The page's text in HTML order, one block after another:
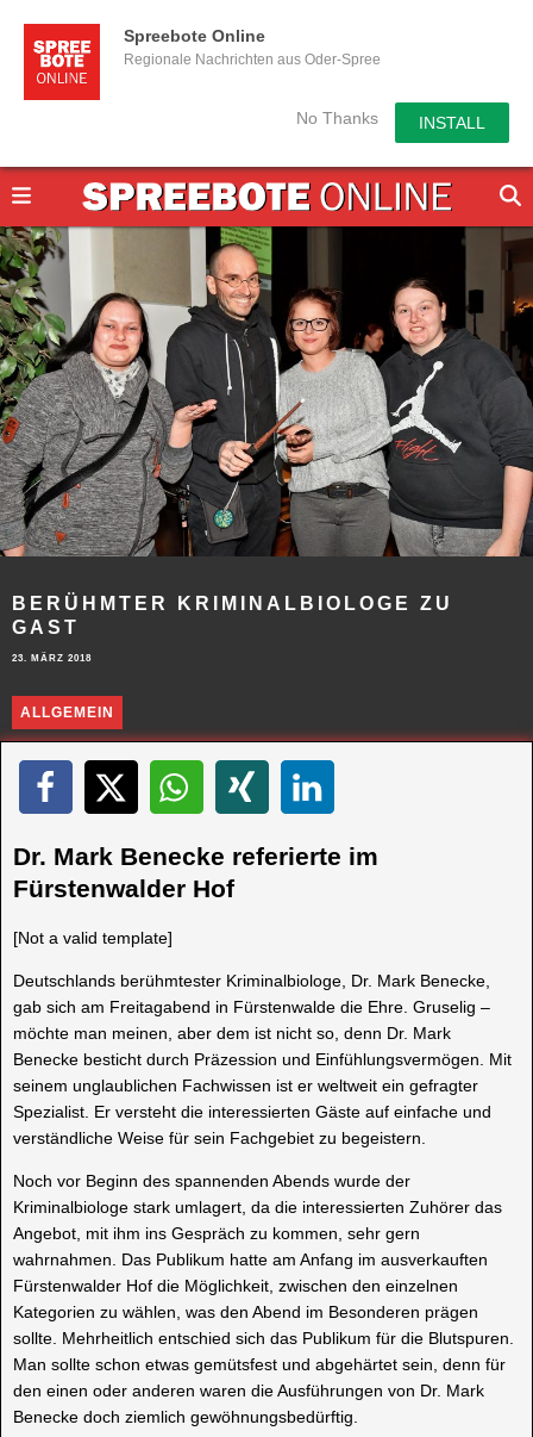
Spreebote Online
Regionale Nachrichten aus Oder-Spree
No Thanks INSTALL
BERÜHMTER KRIMINALBIOLOGE ZU
GAST
23. MÄRZ 2018
ALLGEMEIN
Dr. Mark Benecke referierte im
Fürstenwalder Hof
[Not a valid template]
Deutschlands berühmtester Kriminalbiologe, Dr. Mark Benecke,
gab sich am Freitagabend in Fürstenwalde die Ehre. Gruselig –
möchte man meinen, aber dem ist nicht so, denn Dr. Mark
Benecke besticht durch Präzession und Einfühlungsvermögen. Mit
seinem unglaublichen Fachwissen ist er weltweit ein gefragter
Spezialist. Er versteht die interessierten Gäste auf einfache und
verständliche Weise für sein Fachgebiet zu begeistern.
Noch vor Beginn des spannenden Abends wurde der
Kriminalbiologe stark umlagert, da die interessierten Zuhörer das
Angebot, mit ihm ins Gespräch zu kommen, sehr gern
wahrnahmen. Das Publikum hatte am Anfang im ausverkauften
Fürstenwalder Hof die Möglichkeit, zwischen den einzelnen
Kategorien zu wählen, was den Abend im Besonderen prägen
sollte. Mehrheitlich entschied sich das Publikum für die Blutspuren.
Man sollte schon etwas gemütsfest und abgehärtet sein, denn für
den einen oder anderen waren die Ausführungen von Dr. Mark
Benecke doch ziemlich gewöhnungsbedürftig.